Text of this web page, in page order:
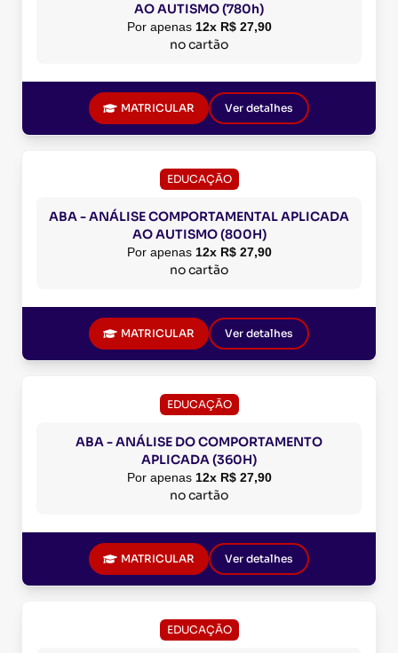
AO AUTISMO (780h)
Por apenas 12x R$ 27,90
no cartão
MATRICULAR Ver detalhes
EDUCAÇÃO
ABA - ANÁLISE COMPORTAMENTAL APLICADA
AO AUTISMO (800H)
Por apenas 12x R$ 27,90
no cartão
MATRICULAR Ver detalhes
EDUCAÇÃO
ABA - ANÁLISE DO COMPORTAMENTO
APLICADA (360H)
Por apenas 12x R$ 27,90
no cartão
MATRICULAR Ver detalhes
EDUCAÇÃO